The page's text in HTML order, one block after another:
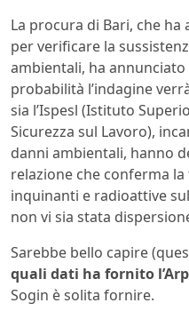
La procura di Bari, che ha
per verificare la
ambientali, ha
probabilità l’indagine
sia l’Ispesl (Istituto
Sicurezza sul Lavoro),
danni ambientali, hanno
relazione che conferma
inquinanti e radioattive
non vi sia stata
Sarebbe bello capire
quali dati ha fornito
Sogin è solita fornire.